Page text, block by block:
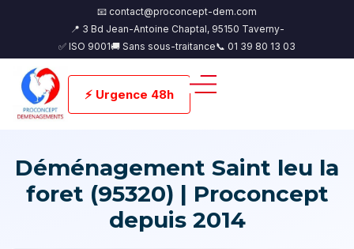
📧 contact@proconcept-dem.com
📍 3 Bd Jean-Antoine Chaptal, 95150 Taverny-
✅ ISO 9001🚚 Sans sous-traitance📞 01 39 80 13 03
⚡ Urgence 48h
Déménagement Saint leu la
foret (95320) | Proconcept
depuis 2014